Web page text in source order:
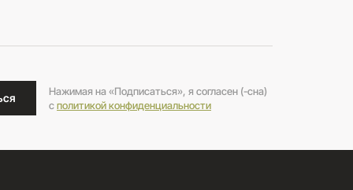
Нажимая на «Подписаться», я согласен (-сна)
cполитикой конфиденциальности